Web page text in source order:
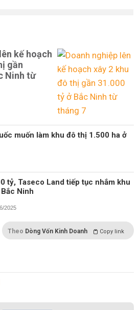
kế hoạch
gần
Ninh từ
muốn làm khu đô thị 1.500 ha ở
tỷ, Taseco Land tiếp tục nhắm khu
Ninh
2025
Theo Dòng Vốn Kinh Doanh Copy link